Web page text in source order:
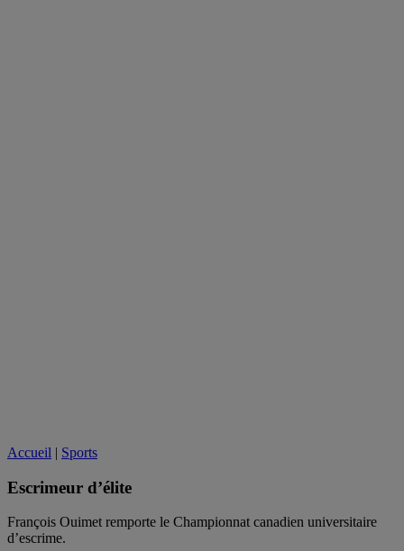
Accueil | Sports
Escrimeur d’élite
François Ouimet remporte le Championnat canadien universitaire
d’escrime.